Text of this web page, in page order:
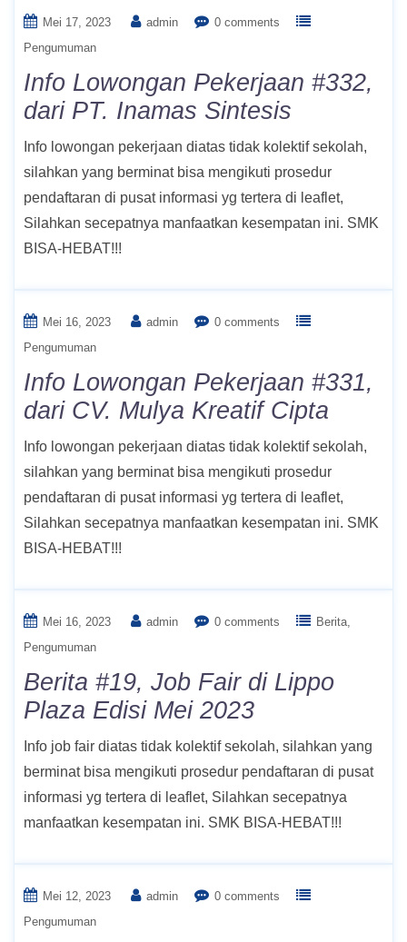
Mei 17, 2023 admin
0 comments
Pengumuman
Info Lowongan Pekerjaan #332,
dari PT. Inamas Sintesis
Info lowongan pekerjaan diatas tidak kolektif sekolah,
silahkan yang berminat bisa mengikuti prosedur
pendaftaran di pusat informasi yg tertera di leaflet,
Silahkan secepatnya manfaatkan kesempatan ini. SMK
BISA-HEBAT!!!
Mei 16, 2023 admin
0 comments
Pengumuman
Info Lowongan Pekerjaan #331,
dari CV. Mulya Kreatif Cipta
Info lowongan pekerjaan diatas tidak kolektif sekolah,
silahkan yang berminat bisa mengikuti prosedur
pendaftaran di pusat informasi yg tertera di leaflet,
Silahkan secepatnya manfaatkan kesempatan ini. SMK
BISA-HEBAT!!!
Mei 16, 2023 admin 0 comments
Berita
Pengumuman
Berita #19, Job Fair di Lippo
Plaza Edisi Mei 2023
Info job fair diatas tidak kolektif sekolah, silahkan yang
berminat bisa mengikuti prosedur pendaftaran di pusat
informasi yg tertera di leaflet, Silahkan secepatnya
manfaatkan kesempatan ini. SMK BISA-HEBAT!!!
Mei 12, 2023 admin
0 comments
Pengumuman